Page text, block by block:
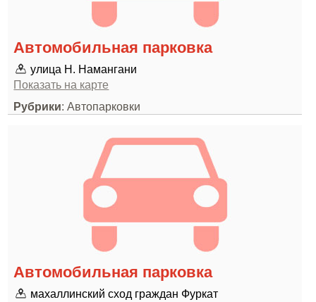
Автомобильная парковка
улица Н. Намангани
Показать на карте
Рубрики: Автопарковки
Автомобильная парковка
махаллинский сход граждан Фуркат